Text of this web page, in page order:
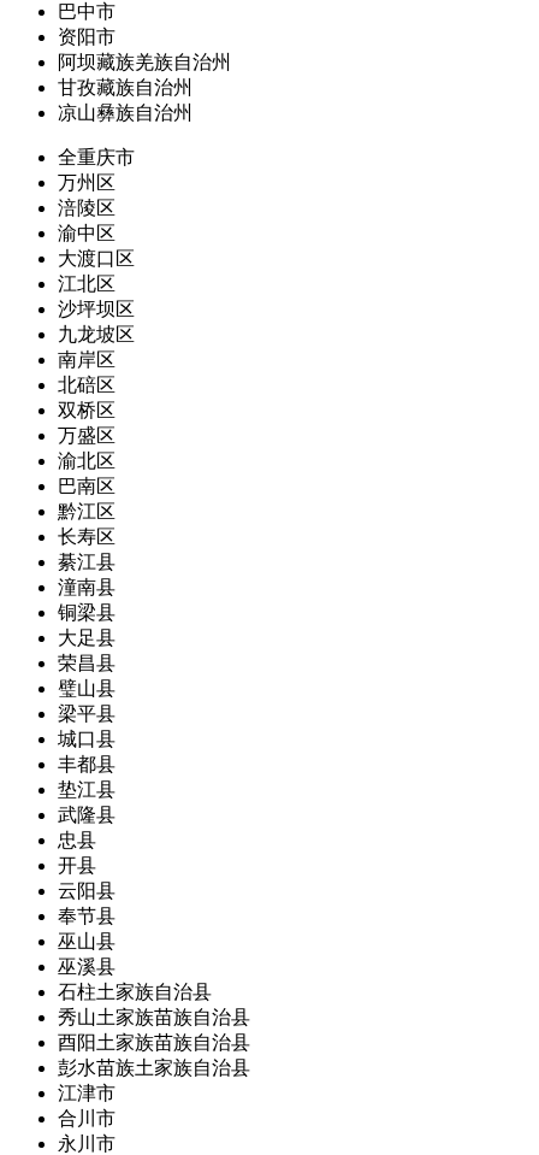
巴中市
资阳市
阿坝藏族羌族自治州
甘孜藏族自治州
凉山彝族自治州
全重庆市
万州区
涪陵区
渝中区
大渡口区
江北区
沙坪坝区
九龙坡区
南岸区
北碚区
双桥区
万盛区
渝北区
巴南区
黔江区
长寿区
綦江县
潼南县
铜梁县
大足县
荣昌县
璧山县
梁平县
城口县
丰都县
垫江县
武隆县
忠县
开县
云阳县
奉节县
巫山县
巫溪县
石柱土家族自治县
秀山土家族苗族自治县
酉阳土家族苗族自治县
彭水苗族土家族自治县
江津市
合川市
永川市